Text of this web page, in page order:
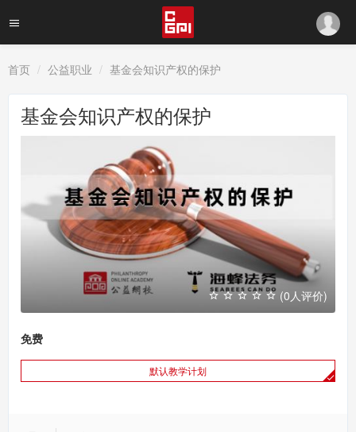
首页 公益职业 基金会知识产权的保护
基金会知识产权的保护
(0人评价)
免费
默认教学计划